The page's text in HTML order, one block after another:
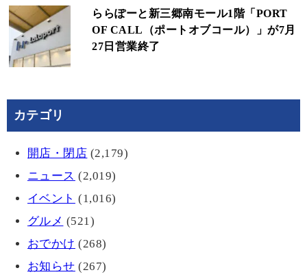
ららぽーと新三郷南モール1階「PORT
OF CALL（ポートオブコール）」が7月
27日営業終了
カテゴリ
開店・閉店 (2,179)
ニュース (2,019)
イベント (1,016)
グルメ (521)
おでかけ (268)
お知らせ (267)